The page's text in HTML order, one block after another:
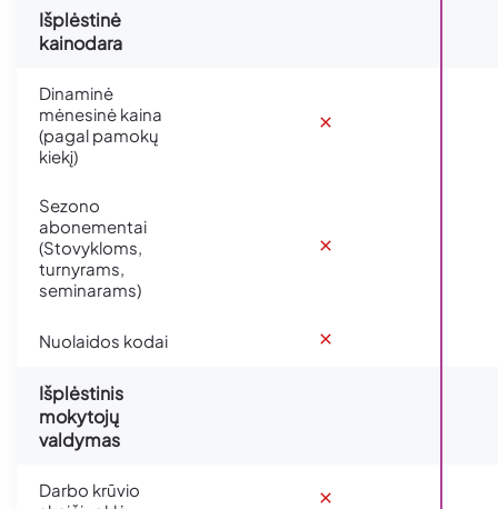
Išplėstinė
kainodara
Dinaminė
mėnesinė kaina
(pagal pamokų
kiekį)
Sezono
abonementai
(Stovykloms,
turnyrams,
seminarams)
Nuolaidos kodai
Išplėstinis
mokytojų
valdymas
Darbo krūvio